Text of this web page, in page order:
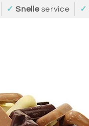
✓ Snelle service ✓